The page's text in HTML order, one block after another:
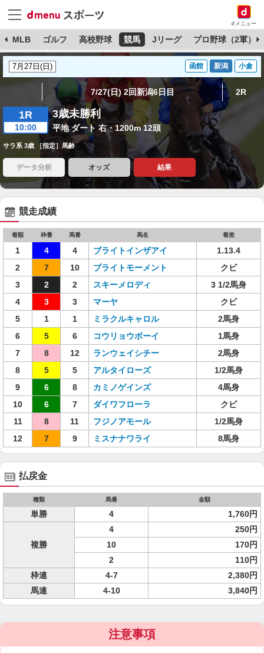
dメニュー
MLB ゴルフ 高校野球 競馬 Jリーグ プロ野球（2軍）
函館 新潟 小倉
7/27(日) 2回新潟6日目 2R
1R
10:00
3歳未勝利
平地 ダート 右・1200m 12頭
サラ系 3歳 ［指定］馬齢
データ分析 オッズ 結果
競走成績
着順 枠番 馬番 馬名 着差
1 4 4 ブライトインザアイ
1.13.4
2
7 10 ブライトモーメント
クビ
3
2 2 スキーメロディ
3 1/2馬身
4
3 3 マーヤ
クビ
5
1 1 ミラクルキャロル
2馬身
6
5 6 コウリョウボーイ
1馬身
7
8 12 ランウェイシチー
2馬身
8
5 5 アルタイローズ
1/2馬身
9
6 8 カミノゲインズ
4馬身
10
6 7 ダイワフローラ
クビ
11
8 11 フジノアモール
1/2馬身
12
7 9 ミスナナワライ 8馬身
払戻金
種類 馬番 金額
単勝 4 1,760円
複勝
4
250円
10
170円
2
110円
枠連
4-7
2,380円
馬連
4-10 3,840円
注意事項